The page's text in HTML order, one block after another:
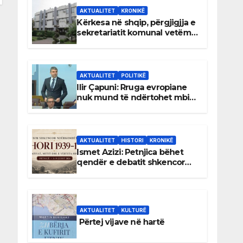
AKTUALITET KRONIKË
Kërkesa në shqip, përgjigjja e
sekretariatit komunal vetëm
AKTUALITET POLITIKË
Ilir Çapuni: Rruga evropiane
nuk mund të ndërtohet mbi
AKTUALITET HISTORI KRONIKË
Ismet Azizi: Petnjica bëhet
qendër e debatit shkencor
AKTUALITET KULTURË
Përtej vijave në hartë